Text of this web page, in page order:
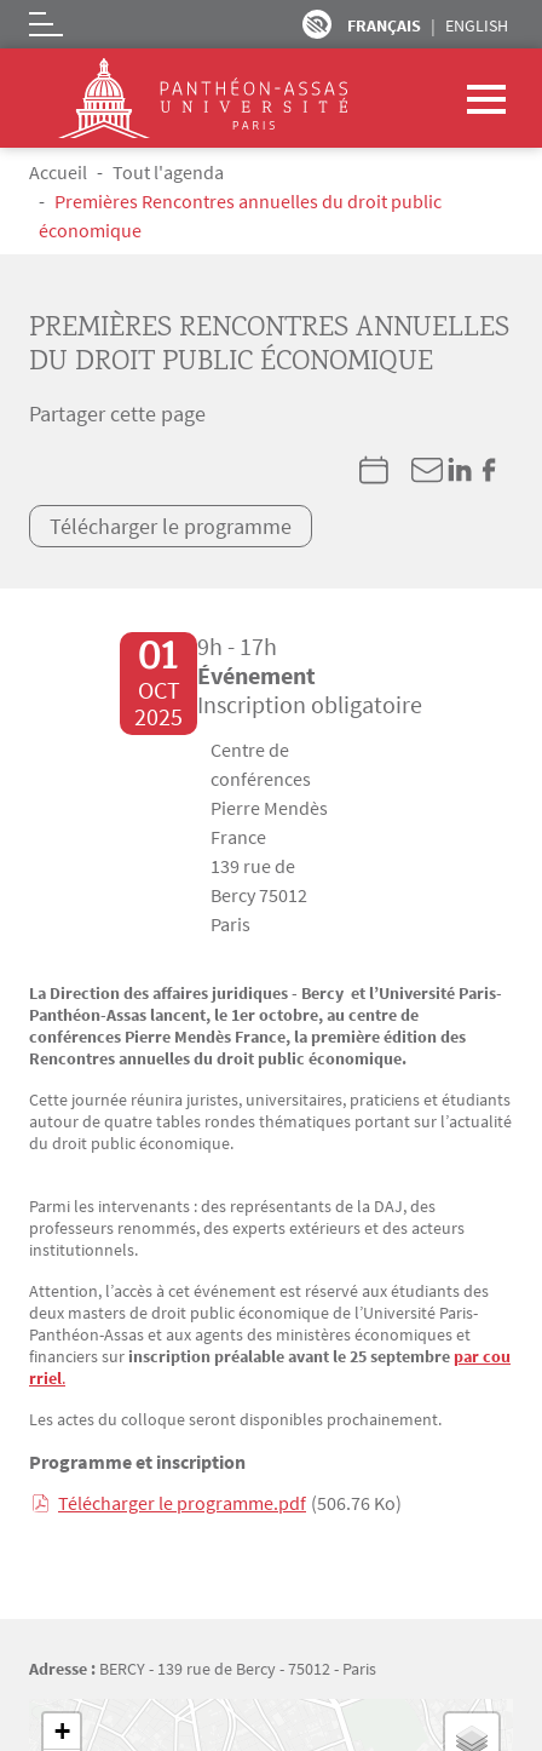
Aller au contenu principal
FRANÇAIS ENGLISH
Logo
Fil d'Ariane
Accueil
Tout l'agenda
Premières Rencontres annuelles du droit public
économique
PREMIÈRES RENCONTRES ANNUELLES
DU DROIT PUBLIC ÉCONOMIQUE
Partager cette page
Télécharger le programme
01
OCT
2025
9h - 17h
Événement
Inscription obligatoire
Centre de
conférences
Pierre Mendès
France
139 rue de
Bercy 75012
Paris
Texte
La Direction des affaires juridiques - Bercy et l’Université Paris-
Panthéon-Assas lancent, le 1er octobre, au centre de
conférences Pierre Mendès France, la première édition des
Rencontres annuelles du droit public économique.
Cette journée réunira juristes, universitaires, praticiens et étudiants
autour de quatre tables rondes thématiques portant sur l’actualité
du droit public économique.
Parmi les intervenants : des représentants de la DAJ, des
professeurs renommés, des experts extérieurs et des acteurs
institutionnels.
Attention, l’accès à cet événement est réservé aux étudiants des
deux masters de droit public économique de l’Université Paris-
Panthéon-Assas et aux agents des ministères économiques et
financiers sur inscription préalable avant le 25 septembre par cou
rriel.
Les actes du colloque seront disponibles prochainement.
Programme et inscription
Télécharger le programme.pdf (506.76 Ko)
Adresse : BERCY - 139 rue de Bercy - 75012 - Paris
Géolocalisation
+